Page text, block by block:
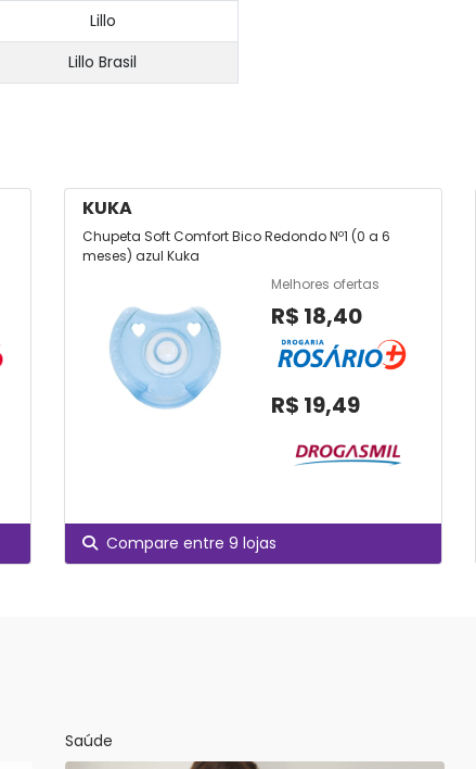
Lillo
Lillo Brasil
KUKA
Chupeta Soft Comfort Bico Redondo Nº1 (0 a 6
meses) azul Kuka
Melhores ofertas
R$ 18,40
R$ 19,49
Compare entre 9 lojas
Saúde